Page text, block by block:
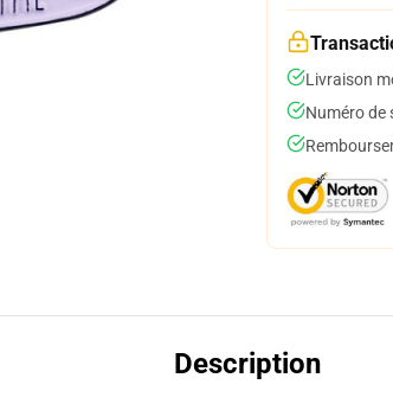
Livraison
Numéro de
Description